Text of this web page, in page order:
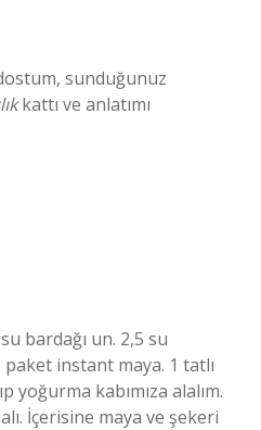
dostum, sunduğunuz
kattı ve anlatımı
bardağı un. 2,5 su
paket instant maya. 1 tatlı
yoğurma kabımıza alalım.
İçerisine maya ve şekeri